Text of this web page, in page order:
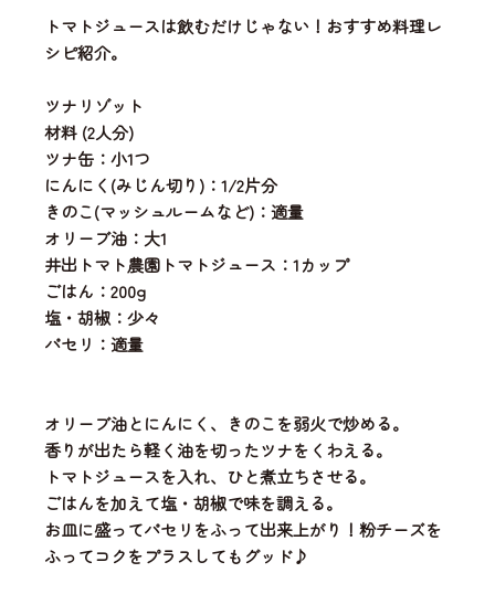
トマトジュースは飲むだけじゃない！おすすめ料理レ
シピ紹介。
ツナリゾット
材料 (2人分)
ツナ缶：小1つ
にんにく(みじん切り)：1/2片分
きのこ(マッシュルームなど)：適量
オリーブ油：大1
井出トマト農園トマトジュース：1カップ
ごはん：200g
塩・胡椒：少々
パセリ：適量
オリーブ油とにんにく、きのこを弱火で炒める。
香りが出たら軽く油を切ったツナをくわえる。
トマトジュースを入れ、ひと煮立ちさせる。
ごはんを加えて塩・胡椒で味を調える。
お皿に盛ってパセリをふって出来上がり！粉チーズを
ふってコクをプラスしてもグッド♪